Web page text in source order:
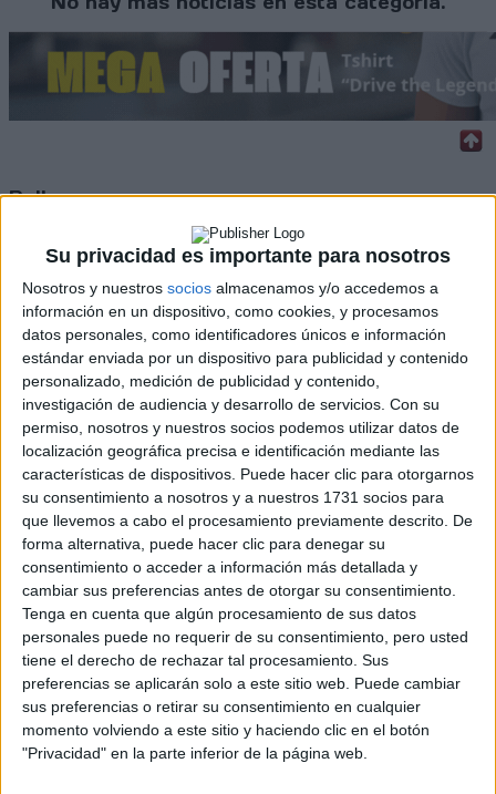
Su privacidad es importante para nosotros
Nosotros y nuestros socios almacenamos y/o accedemos a
información en un dispositivo, como cookies, y procesamos
datos personales, como identificadores únicos e información
estándar enviada por un dispositivo para publicidad y contenido
personalizado, medición de publicidad y contenido,
investigación de audiencia y desarrollo de servicios. Con su
permiso, nosotros y nuestros socios podemos utilizar datos de
localización geográfica precisa e identificación mediante las
características de dispositivos. Puede hacer clic para otorgarnos
su consentimiento a nosotros y a nuestros 1731 socios para
que llevemos a cabo el procesamiento previamente descrito. De
forma alternativa, puede hacer clic para denegar su
consentimiento o acceder a información más detallada y
cambiar sus preferencias antes de otorgar su consentimiento.
Tenga en cuenta que algún procesamiento de sus datos
personales puede no requerir de su consentimiento, pero usted
tiene el derecho de rechazar tal procesamiento. Sus
preferencias se aplicarán solo a este sitio web. Puede cambiar
sus preferencias o retirar su consentimiento en cualquier
momento volviendo a este sitio y haciendo clic en el botón
"Privacidad" en la parte inferior de la página web.
Rallyes
S-CER
ERC
CERA
CERT
Internacionales
Campeonatos Autonómicos
Históricos
Dakar
RallyCross
Circuitos
F1
Fórmula E
F2 / F3 / F4
Resistencia
Indycar
Otros
Producto
Producto
Web pensada para poder ofrecer diferentes